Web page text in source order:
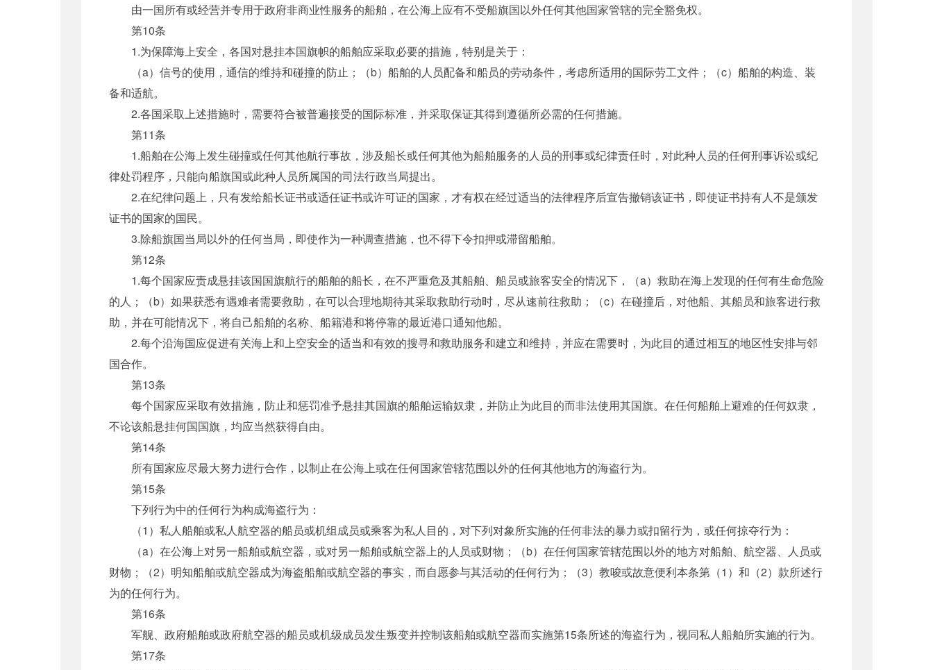
由一国所有或经营并专用于政府非商业性服务的船舶，在公海上应有不受船旗国以外任何其他国家管辖的完全豁免权。
第10条
1.为保障海上安全，各国对悬挂本国旗帜的船舶应采取必要的措施，特别是关于：
（a）信号的使用，通信的维持和碰撞的防止；（b）船舶的人员配备和船员的劳动条件，考虑所适用的国际劳工文件；（c）船舶的构造、装
备和适航。
2.各国采取上述措施时，需要符合被普遍接受的国际标准，并采取保证其得到遵循所必需的任何措施。
第11条
1.船舶在公海上发生碰撞或任何其他航行事故，涉及船长或任何其他为船舶服务的人员的刑事或纪律责任时，对此种人员的任何刑事诉讼或纪
律处罚程序，只能向船旗国或此种人员所属国的司法行政当局提出。
2.在纪律问题上，只有发给船长证书或适任证书或许可证的国家，才有权在经过适当的法律程序后宣告撤销该证书，即使证书持有人不是颁发
证书的国家的国民。
3.除船旗国当局以外的任何当局，即使作为一种调查措施，也不得下令扣押或滞留船舶。
第12条
1.每个国家应责成悬挂该国国旗航行的船舶的船长，在不严重危及其船舶、船员或旅客安全的情况下，（a）救助在海上发现的任何有生命危险
的人；（b）如果获悉有遇难者需要救助，在可以合理地期待其采取救助行动时，尽从速前往救助；（c）在碰撞后，对他船、其船员和旅客进行救
助，并在可能情况下，将自己船舶的名称、船籍港和将停靠的最近港口通知他船。
2.每个沿海国应促进有关海上和上空安全的适当和有效的搜寻和救助服务和建立和维持，并应在需要时，为此目的通过相互的地区性安排与邻
国合作。
第13条
每个国家应采取有效措施，防止和惩罚准予悬挂其国旗的船舶运输奴隶，并防止为此目的而非法使用其国旗。在任何船舶上避难的任何奴隶，
不论该船悬挂何国国旗，均应当然获得自由。
第14条
所有国家应尽最大努力进行合作，以制止在公海上或在任何国家管辖范围以外的任何其他地方的海盗行为。
第15条
下列行为中的任何行为构成海盗行为：
（1）私人船舶或私人航空器的船员或机组成员或乘客为私人目的，对下列对象所实施的任何非法的暴力或扣留行为，或任何掠夺行为：
（a）在公海上对另一船舶或航空器，或对另一船舶或航空器上的人员或财物；（b）在任何国家管辖范围以外的地方对船舶、航空器、人员或
财物；（2）明知船舶或航空器成为海盗船舶或航空器的事实，而自愿参与其活动的任何行为；（3）教唆或故意便利本条第（1）和（2）款所述行
为的任何行为。
第16条
军舰、政府船舶或政府航空器的船员或机级成员发生叛变并控制该船舶或航空器而实施第15条所述的海盗行为，视同私人船舶所实施的行为。
第17条